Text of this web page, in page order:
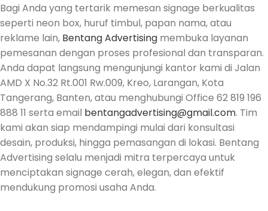
Bagi Anda yang tertarik memesan signage berkualitas
seperti neon box, huruf timbul, papan nama, atau
reklame lain, Bentang Advertising membuka layanan
pemesanan dengan proses profesional dan transparan.
Anda dapat langsung mengunjungi kantor kami di Jalan
AMD X No.32 Rt.001 Rw.009, Kreo, Larangan, Kota
Tangerang, Banten, atau menghubungi Office 62 819 196
888 11 serta email bentangadvertising@gmail.com. Tim
kami akan siap mendampingi mulai dari konsultasi
desain, produksi, hingga pemasangan di lokasi. Bentang
Advertising selalu menjadi mitra terpercaya untuk
menciptakan signage cerah, elegan, dan efektif
mendukung promosi usaha Anda.